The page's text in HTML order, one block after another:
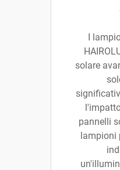
I
solare
pannelli
lampioni